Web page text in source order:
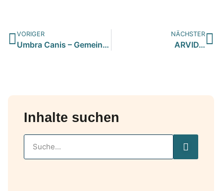
VORIGER
Umbra Canis – Gemeinsam stark für all/t/e Hundeseelen e.V. h…
NÄCHSTER
ARVID…
Inhalte suchen